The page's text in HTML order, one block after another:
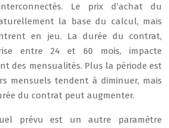
Le prix d’achat du
la base du calcul, mais
en jeu. La durée du contrat,
entre 24 et 60 mois, impacte
des mensualités. Plus la période est
mensuels tendent à diminuer, mais
du contrat peut augmenter.
prévu est un autre paramètre